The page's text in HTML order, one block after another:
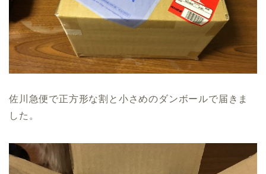
佐川急便で正方形な割と小さめのダンボールで届きま
した。